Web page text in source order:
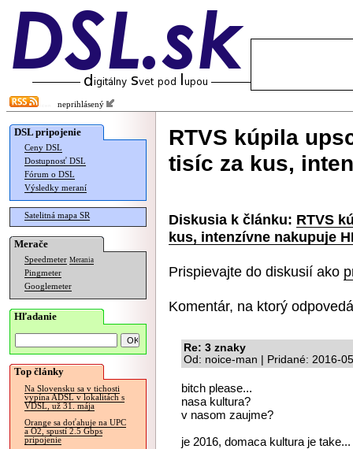
neprihlásený
DSL pripojenie
Ceny DSL
Dostupnosť DSL
Fórum o DSL
Výsledky meraní
Satelitná mapa SR
Merače
Speedmeter Merania
Pingmeter
Googlemeter
Hľadanie
Top články
Na Slovensku sa v tichosti
vypína ADSL v lokalitách s
VDSL, už 31. mája
Orange sa doťahuje na UPC
a O2, spustí 2.5 Gbps
pripojenie
RTVS kúpila
tisíc za kus,
Diskusia k článku: RTVS
kus, intenzívne nakupuje
Prispievajte do diskusií ako
Komentár, na ktorý
Re: 3 znaky
Od: noice-man | Pridané: 2016-
bitch please...
nasa kultura?
v nasom zaujme?
je 2016, domaca kultura je